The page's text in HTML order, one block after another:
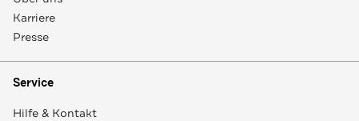
Karriere
Presse
Service
Hilfe & Kontakt